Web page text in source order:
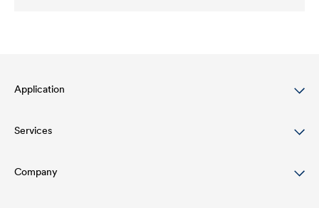
Application
Wood varnish
Agriculture
Services
Download
Company